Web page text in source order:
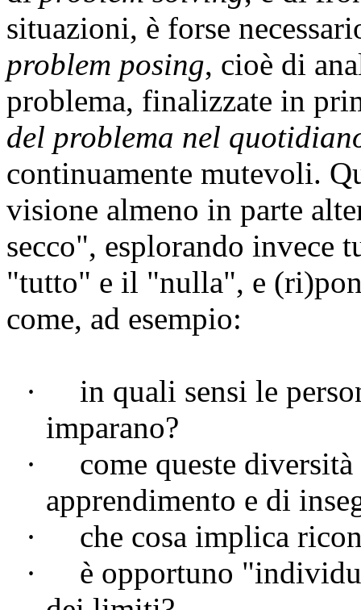
situazioni, è forse
problem posing, cioè di
problema, finalizzate in
del problema nel
continuamente mutevoli.
visione almeno in parte
secco", esplorando invece
"tutto" e il "nulla", e (ri
come, ad esempio:
·
in quali sensi le
imparano?
·
come queste
apprendimento e di
·
che cosa implica
·
è opportuno